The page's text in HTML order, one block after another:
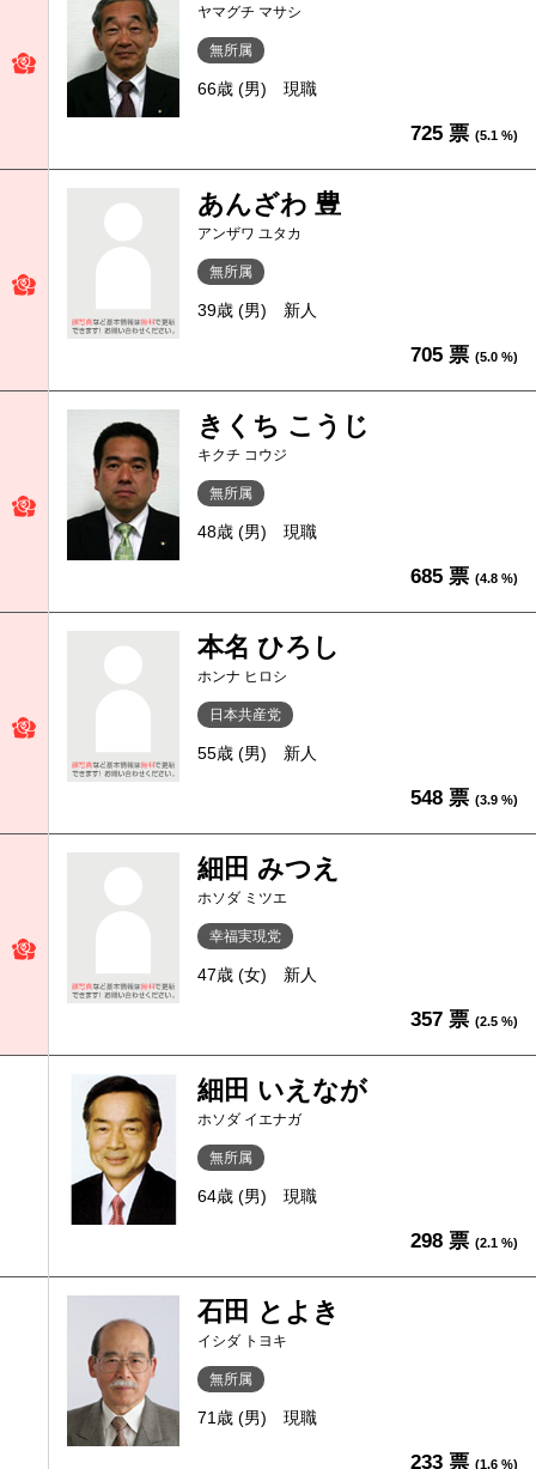
ヤマグチ マサシ
無所属
66歳 (男) 現職
725 票 (5.1 %)
あんざわ 豊
アンザワ ユタカ
無所属
39歳 (男) 新人
705 票 (5.0 %)
きくち こうじ
キクチ コウジ
無所属
48歳 (男) 現職
685 票 (4.8 %)
本名 ひろし
ホンナ ヒロシ
日本共産党
55歳 (男) 新人
548 票 (3.9 %)
細田 みつえ
ホソダ ミツエ
幸福実現党
47歳 (女) 新人
357 票 (2.5 %)
細田 いえなが
ホソダ イエナガ
無所属
64歳 (男) 現職
298 票 (2.1 %)
石田 とよき
イシダ トヨキ
無所属
71歳 (男) 現職
233 票 (1.6 %)